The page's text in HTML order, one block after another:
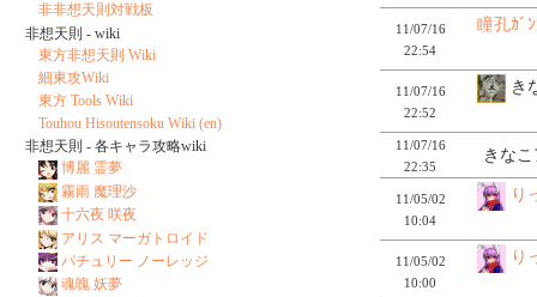
11/07/16
22:54
瞳孔ｶﾞ
11/07/16
22:52
き
11/07/16
22:35
きな
11/05/02
10:04
り
11/05/02
10:00
り
非非想天則対戦板
非想天則 - wiki
東方非想天則 Wiki
細東攻Wiki
東方 Tools Wiki
Touhou Hisoutensoku Wiki (en)
非想天則 - 各キャラ攻略wiki
博麗 霊夢
霧雨 魔理沙
十六夜 咲夜
アリス マーガトロイド
パチュリー ノーレッジ
魂魄 妖夢